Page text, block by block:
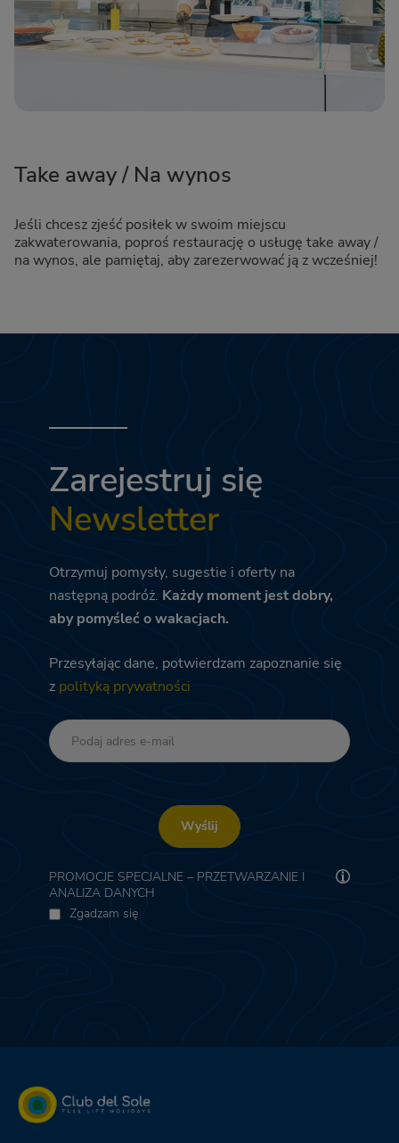
Take away / Na wynos
Jeśli chcesz zjeść posiłek w swoim miejscu
zakwaterowania, poproś restaurację o usługę take away /
na wynos, ale pamiętaj, aby zarezerwować ją z wcześniej!
Zarejestruj się
Newsletter
Otrzymuj pomysły, sugestie i oferty na
następną podróż. Każdy moment jest dobry,
aby pomyśleć o wakacjach.
Przesyłając dane, potwierdzam zapoznanie się
z polityką prywatności
Wyślij
PROMOCJE SPECJALNE – PRZETWARZANIE I
ANALIZA DANYCH
Zgadzam się